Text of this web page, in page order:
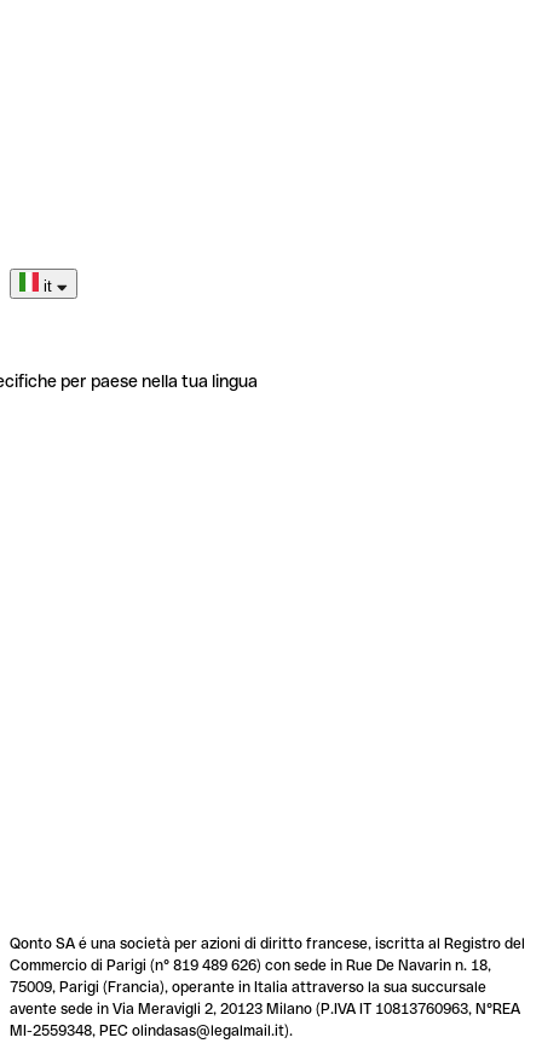
it
per paese nella tua lingua
Qonto SA é una società per azioni di diritto francese, iscritta al Registro del
Commercio di Parigi (n° 819 489 626) con sede in Rue De Navarin n. 18,
75009, Parigi (Francia), operante in Italia attraverso la sua succursale
avente sede in Via Meravigli 2, 20123 Milano (P.IVA IT 10813760963, N°REA
MI-2559348, PEC olindasas@legalmail.it).